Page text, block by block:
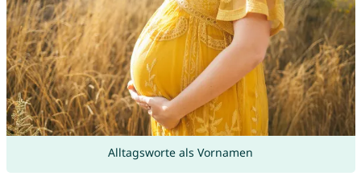
Alltagsworte als Vornamen